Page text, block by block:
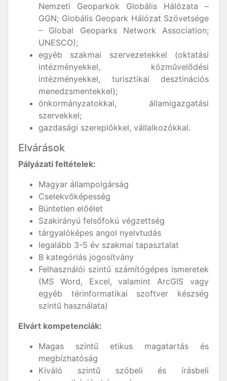
Nemzeti Geoparkok Globális Hálózata –
GGN; Globális Geopark Hálózat Szövetsége
– Global Geoparks Network Association;
UNESCO);
egyéb szakmai szervezetekkel (oktatási
intézményekkel, közművelődési
intézményekkel, turisztikai desztinációs
menedzsmentekkel);
önkormányzatokkal, államigazgatási
szervekkel;
gazdasági szereplőkkel, vállalkozókkal.
Elvárások
Pályázati feltételek:
Magyar állampolgárság
Cselekvőképesség
Büntetlen előélet
Szakirányú felsőfokú végzettség
tárgyalóképes angol nyelvtudás
legalább 3-5 év szakmai tapasztalat
B kategóriás jogosítvány
Felhasználói szintű számítógépes ismeretek
(MS Word, Excel, valamint ArcGIS vagy
egyéb térinformatikai szoftver készség
szintű használata)
Elvárt kompetenciák:
Magas szintű etikus magatartás és
megbízhatóság
Kiváló szintű szóbeli és írásbeli